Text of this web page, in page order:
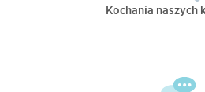
Kochania naszych